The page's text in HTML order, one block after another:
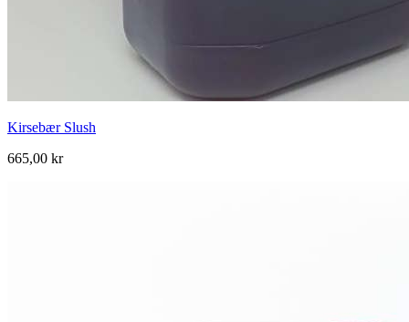
Kirsebær Slush
665,00 kr